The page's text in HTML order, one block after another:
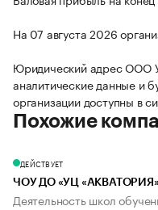
На 07 августа 2026
Юридический адрес ООО
аналитические данные и
организации доступны в
Похожие
ДЕЙСТВУЕТ
ЧОУ ДО «УЦ «АКВАТОРИЯ»
Деятельность школ